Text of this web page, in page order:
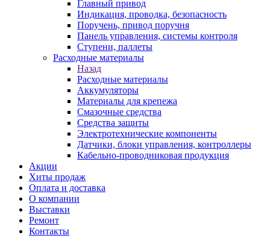
Главный привод
Индикация, проводка, безопасность
Поручень, привод поручня
Панель управления, системы контроля
Ступени, паллеты
Расходные материалы
Назад
Расходные материалы
Аккумуляторы
Материалы для крепежа
Смазочные средства
Средства защиты
Электротехнические компоненты
Датчики, блоки управления, контроллеры
Кабельно-проводниковая продукция
Акции
Хиты продаж
Оплата и доставка
О компании
Выставки
Ремонт
Контакты